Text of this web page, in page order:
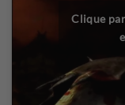
Clique